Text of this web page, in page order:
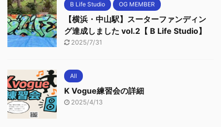
B Life Studio OG MEMBER
【横浜・中山駅】スーターファンディン
グ達成しました vol.2【 B Life Studio】
2025/7/31
All
K Vogue練習会の詳細
2025/4/13